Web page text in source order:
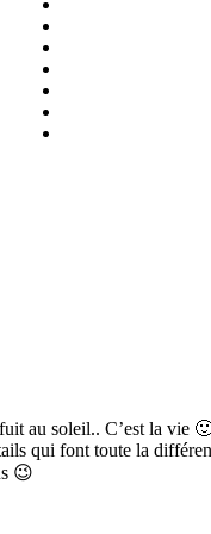
au soleil.. C’est la vie
qui font toute la
😉